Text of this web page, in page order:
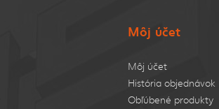
Môj účet
Môj účet
História objednávok
Obľúbené produkty